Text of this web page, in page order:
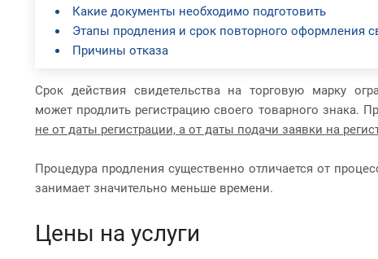
Какие документы необходимо подготовить
Этапы продления и срок повторного оформления
Причины отказа
Срок действия свидетельства на торговую марку
может продлить регистрацию своего товарного знака.
не от даты регистрации, а от даты подачи заявки на
Процедура продления существенно отличается от
занимает значительно меньше времени.
Цены на услуги